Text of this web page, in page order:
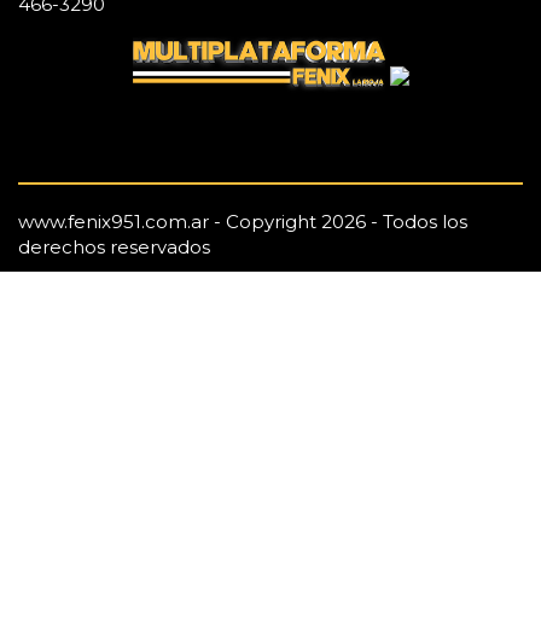
www.fenix951.com.ar - Copyright 2026 - Todos los
derechos reservados